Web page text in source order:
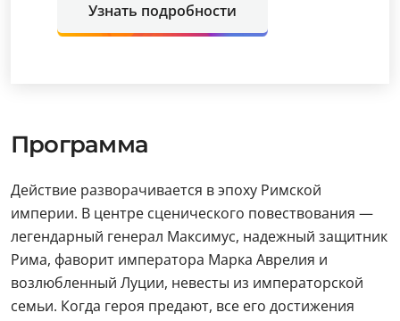
Узнать подробности
Программа
Действие разворачивается в эпоху Римской
империи. В центре сценического повествования —
легендарный генерал Максимус, надежный защитник
Рима, фаворит императора Марка Аврелия и
возлюбленный Луции, невесты из императорской
семьи. Когда героя предают, все его достижения